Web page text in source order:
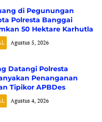
di Pegunungan
Polresta Banggai
50 Hektare Karhutla
Agustus 5, 2026
Datangi Polresta
Penanganan
Tipikor APBDes
Agustus 4, 2026